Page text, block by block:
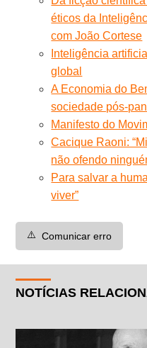
éticos da
com João Cortese
Inteligência
global
A Economia do
sociedade pós-
Manifesto do
Cacique Raoni:
não ofendo
Para salvar a
viver”
⚠️ Comunicar erro
NOTÍCIAS